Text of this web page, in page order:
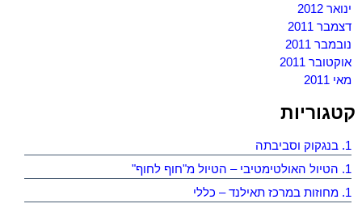
ינואר 2012
דצמבר 2011
נובמבר 2011
אוקטובר 2011
מאי 2011
קטגוריות
1. בנגקוק וסביבתה
1. הטיול האולטימטיבי – הטיול מ"חוף לחוף"
1. מחוזות במרכז תאילנד – כללי